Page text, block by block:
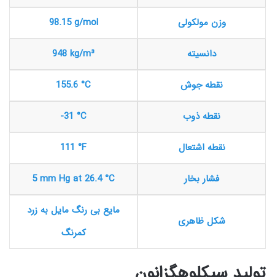
وزن مولکولی 98.15 g/mol
دانسیته 948 kg/m³
نقطه جوش 155.6 °C
نقطه ذوب -31 °C
نقطه اشتعال 111 °F
فشار بخار 5 mm Hg at 26.4 °C
شکل ظاهری
مایع بی رنگ مایل به زرد
کمرنگ